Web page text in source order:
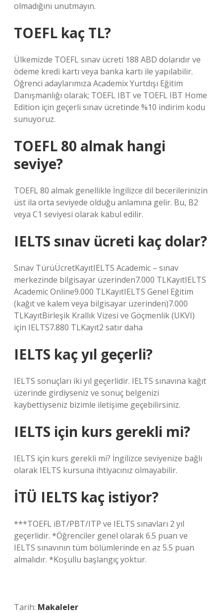
olmadığını unutmayın.
TOEFL kaç TL?
Ülkemizde TOEFL sınav ücreti 188 ABD dolarıdır ve
ödeme kredi kartı veya banka kartı ile yapılabilir.
Öğrenci adaylarımıza Academix Yurtdışı Eğitim
Danışmanlığı olarak; TOEFL IBT ve TOEFL IBT Home
Edition için geçerli sınav ücretinde %10 indirim kodu
sunuyoruz.
TOEFL 80 almak hangi
seviye?
TOEFL 80 almak genellikle İngilizce dil becerilerinizin
üst ila orta seviyede olduğu anlamına gelir. Bu, B2
veya C1 seviyesi olarak kabul edilir.
IELTS sınav ücreti kaç dolar?
Sınav TürüÜcretKayıtIELTS Academic – sınav
merkezinde bilgisayar üzerinden7.000 TLKayıtIELTS
Academic Online9.000 TLKayıtIELTS Genel Eğitim
(kağıt ve kalem veya bilgisayar üzerinden)7.000
TLKayıtBirleşik Krallık Vizesi ve Göçmenlik (UKVI)
için IELTS7.880 TLKayıt2 satır daha
IELTS kaç yıl geçerli?
IELTS sonuçları iki yıl geçerlidir. IELTS sınavına kağıt
üzerinde girdiyseniz ve sonuç belgenizi
kaybettiyseniz bizimle iletişime geçebilirsiniz.
IELTS için kurs gerekli mi?
IELTS için kurs gerekli mi? İngilizce seviyenize bağlı
olarak IELTS kursuna ihtiyacınız olmayabilir.
İTÜ IELTS kaç istiyor?
***TOEFL iBT/PBT/ITP ve IELTS sınavları 2 yıl
geçerlidir. *Öğrenciler genel olarak 6.5 puan ve
IELTS sınavının tüm bölümlerinde en az 5.5 puan
almalıdır. *Koşullu başlangıç ​​yoktur.
Tarih: Makaleler